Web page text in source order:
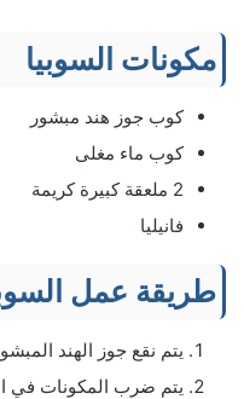
مكونات السوبيا
كوب جوز هند مبشور
كوب ماء مغلى
2 ملعقة كبيرة كريمة
فانيليا
طريقة عمل
يتم نقع جوز الهند
يتم ضرب المكونات في